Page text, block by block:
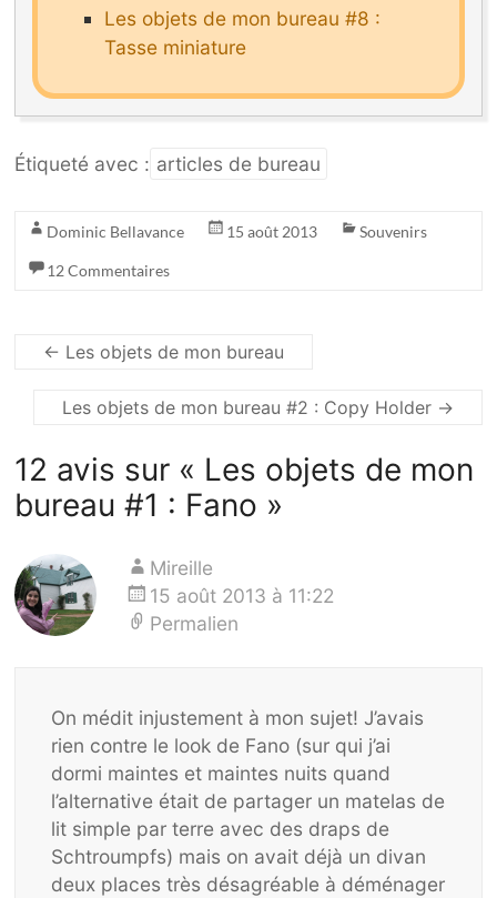
Les objets de mon bureau #8 :
Tasse miniature
Étiqueté avec : articles de bureau
Dominic Bellavance 15 août 2013 Souvenirs
12 Commentaires
← Les objets de mon bureau
Les objets de mon bureau #2 : Copy Holder →
12 avis sur « Les objets de mon
bureau #1 : Fano »
Mireille
15 août 2013 à 11:22
Permalien
On médit injustement à mon sujet! J’avais
rien contre le look de Fano (sur qui j’ai
dormi maintes et maintes nuits quand
l’alternative était de partager un matelas de
lit simple par terre avec des draps de
Schtroumpfs) mais on avait déjà un divan
deux places très désagréable à déménager